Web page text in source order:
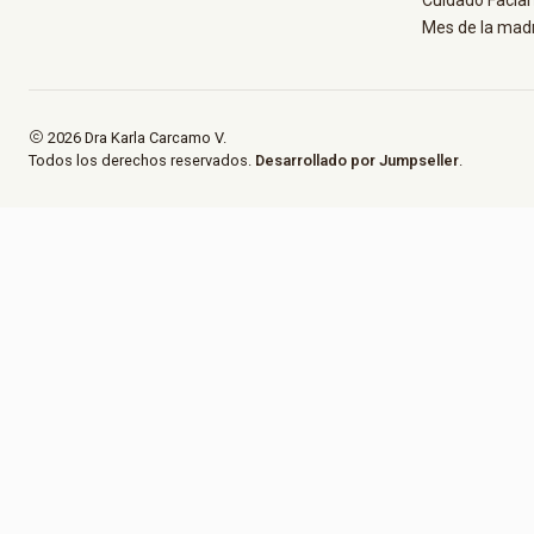
Mes de la
2026 Dra Karla Carcamo V.
Todos los derechos reservados. Desarrollado por Jumpseller.